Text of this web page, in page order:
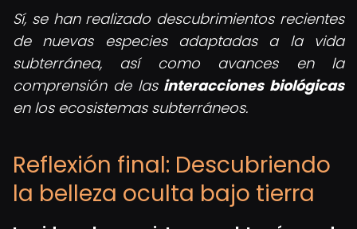
Sí, se han realizado descubrimientos recientes
de nuevas especies adaptadas a la vida
subterránea, así como avances en la
comprensión de las interacciones biológicas
en los ecosistemas subterráneos.
Reflexión final: Descubriendo
la belleza oculta bajo tierra